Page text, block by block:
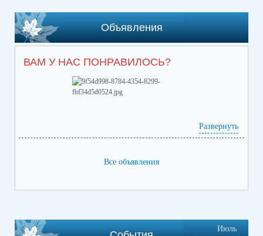
Объявления
ВАМ У НАС ПОНРАВИЛОСЬ?
Развернуть
Все объявления
Июль